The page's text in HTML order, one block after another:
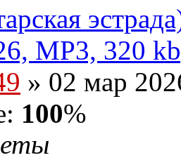
MP3, 320
» 02 мар
100%